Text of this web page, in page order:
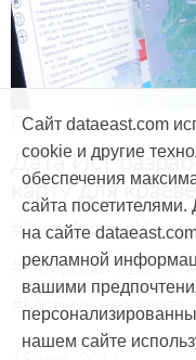
Продукты и услуги
Дата Ист
карту для
#CarryMap
#Природа #Дети
#Мобильная карта
Сайт dataeast.com
cookie и другие
обеспечения
сайта
на сайте
рекламной
вашими
нашем сайте